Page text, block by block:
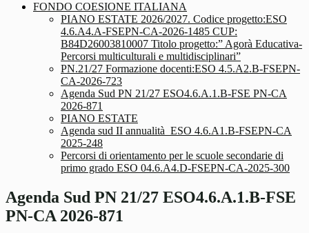
FONDO COESIONE ITALIANA
PIANO ESTATE 2026/2027. Codice progetto:ESO
4.6.A4.A-FSEPN-CA-2026-1485 CUP:
B84D26003810007 Titolo progetto:” Agorà Educativa-
Percorsi multiculturali e multidisciplinari”
PN.21/27 Formazione docenti:ESO 4.5.A2.B-FSEPN-
CA-2026-723
Agenda Sud PN 21/27 ESO4.6.A.1.B-FSE PN-CA
2026-871
PIANO ESTATE
Agenda sud II annualità_ESO 4.6.A1.B-FSEPN-CA
2025-248
Percorsi di orientamento per le scuole secondarie di
primo grado ESO 04.6.A4.D-FSEPN-CA-2025-300
Agenda Sud PN 21/27 ESO4.6.A.1.B-FSE
PN-CA 2026-871